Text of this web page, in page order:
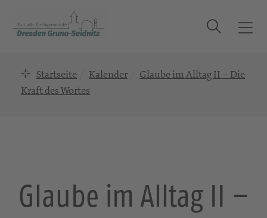
T
g
Suche
Startseite Kalender
Glaube im Alltag II – Die
Kraft des Wortes
Glaube im Alltag II –